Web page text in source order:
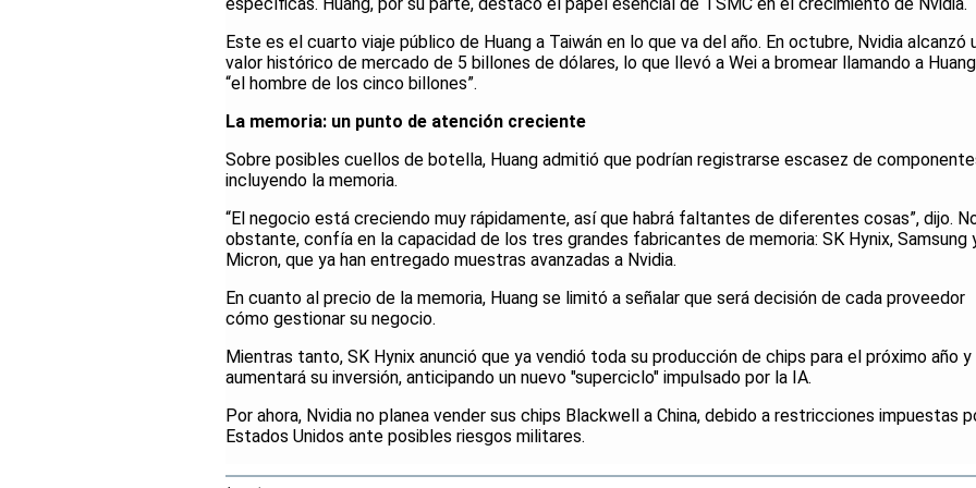
específicas. Huang, por su parte, destacó el papel esencial de TSMC en el crecimiento de Nvidia.
Este es el cuarto viaje público de Huang a Taiwán en lo que va del año. En octubre, Nvidia alcanzó
valor histórico de mercado de 5 billones de dólares, lo que llevó a Wei a bromear llamando a Huang
“el hombre de los cinco billones”.
La memoria: un punto de atención creciente
Sobre posibles cuellos de botella, Huang admitió que podrían registrarse escasez de
incluyendo la memoria.
“El negocio está creciendo muy rápidamente, así que habrá faltantes de diferentes cosas”, dijo.
obstante, confía en la capacidad de los tres grandes fabricantes de memoria: SK Hynix, Samsung
Micron, que ya han entregado muestras avanzadas a Nvidia.
En cuanto al precio de la memoria, Huang se limitó a señalar que será decisión de cada proveedor
cómo gestionar su negocio.
Mientras tanto, SK Hynix anunció que ya vendió toda su producción de chips para el próximo año y
aumentará su inversión, anticipando un nuevo "superciclo" impulsado por la IA.
Por ahora, Nvidia no planea vender sus chips Blackwell a China, debido a restricciones impuestas
Estados Unidos ante posibles riesgos militares.